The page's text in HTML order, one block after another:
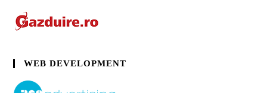
WEB DEVELOPMENT